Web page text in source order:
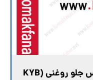
کمک فنر پژو ۴۰۵ – پژو پارس جلو روغنی (KYB